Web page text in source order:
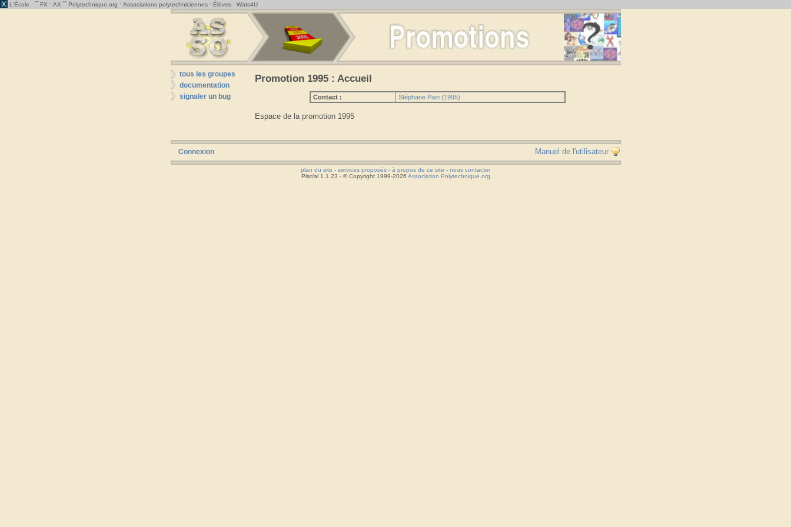
L'École · ˜˜ FX · AX ˜˜ Polytechnique.org · Associations polytechniciennes · Élèves · Wats4U
tous les groupes
documentation
signaler un bug
Promotion 1995 : Accueil
Contact : Stéphane Pain (1995)
Espace de la promotion 1995
Connexion Manuel de l'utilisateur
plan du site - services proposés - à propos de ce site - nous contacter
Plat/al 1.1.23 - © Copyright 1999-2026 Association Polytechnique.org